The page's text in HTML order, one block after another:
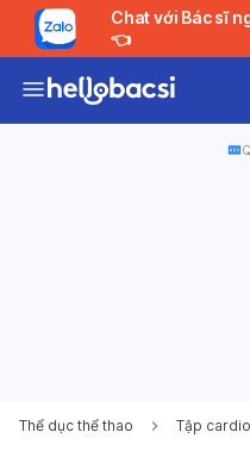
Chat với Bác sĩ ngay 👉 Nhận tư vấn
👈
Thể dục thể thao Tập